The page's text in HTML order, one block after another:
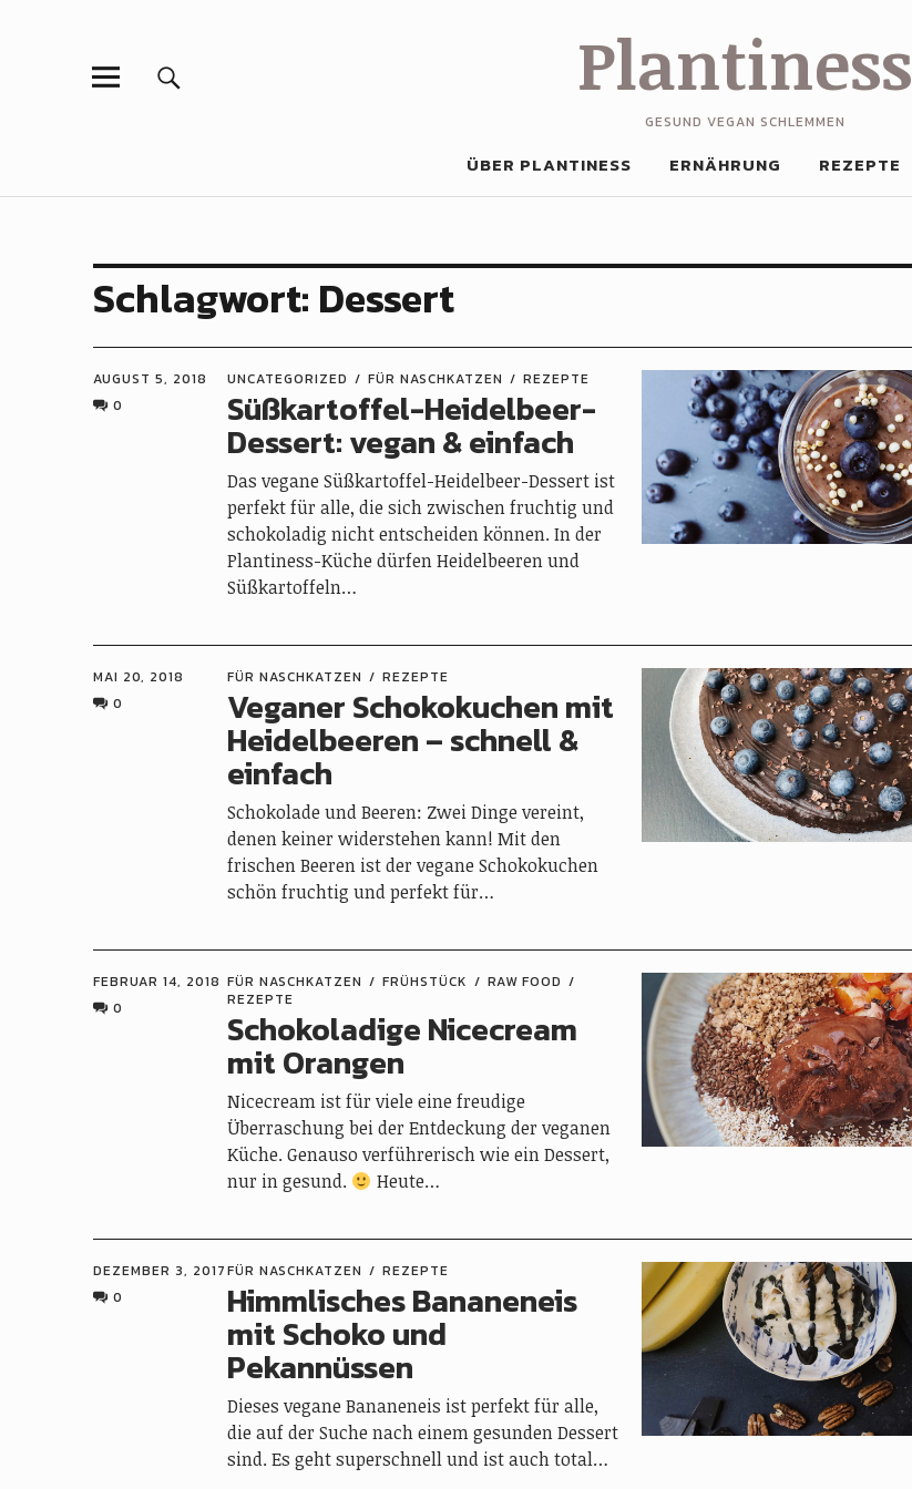
Plantiness
GESUND VEGAN SCHLEMMEN
ÜBER PLANTINESS ERNÄHRUNG REZEPTE
Schlagwort: Dessert
AUGUST 5, 2018
0
UNCATEGORIZED FÜR NASCHKATZEN REZEPTE
Süßkartoffel-Heidelbeer-
Dessert: vegan & einfach
Das vegane Süßkartoffel-Heidelbeer-Dessert ist
perfekt für alle, die sich zwischen fruchtig und
schokoladig nicht entscheiden können. In der
Plantiness-Küche dürfen Heidelbeeren und
Süßkartoffeln…
MAI 20, 2018
0
FÜR NASCHKATZEN REZEPTE
Veganer Schokokuchen mit
Heidelbeeren – schnell &
einfach
Schokolade und Beeren: Zwei Dinge vereint,
denen keiner widerstehen kann! Mit den
frischen Beeren ist der vegane Schokokuchen
schön fruchtig und perfekt für…
FEBRUAR 14, 2018
0
FÜR NASCHKATZEN FRÜHSTÜCK
RAW FOOD
REZEPTE
Schokoladige Nicecream
mit Orangen
Nicecream ist für viele eine freudige
Überraschung bei der Entdeckung der veganen
Küche. Genauso verführerisch wie ein Dessert,
nur in gesund.
Heute…
DEZEMBER 3, 2017
0
FÜR NASCHKATZEN REZEPTE
Himmlisches Bananeneis
mit Schoko und
Pekannüssen
Dieses vegane Bananeneis ist perfekt für alle,
die auf der Suche nach einem gesunden Dessert
sind. Es geht superschnell und ist auch total…